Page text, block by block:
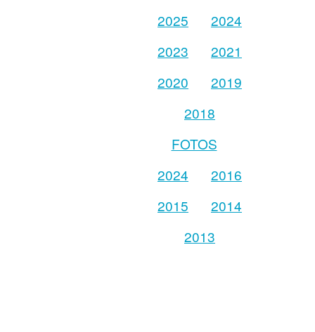
2025
2024
2023
2021
2020
2019
2018
FOTOS
2024
2016
2015
2014
2013